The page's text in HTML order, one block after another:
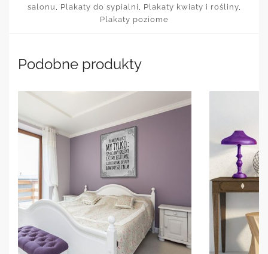
salonu , Plakaty do sypialni , Plakaty kwiaty i rośliny,
Plakaty poziome
Podobne produkty